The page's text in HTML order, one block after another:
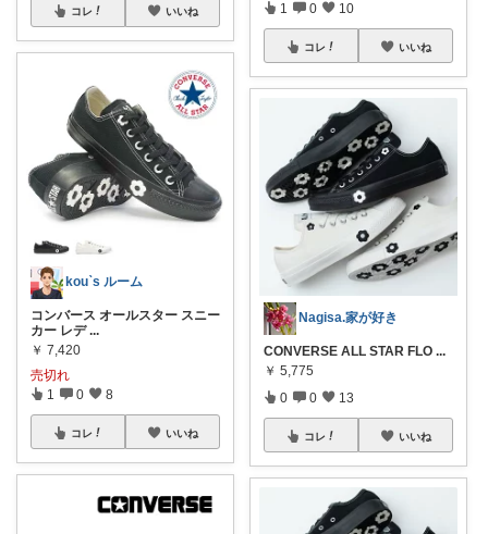
コレ いいね
kou`s ルーム
コンバース オールスター スニー
カー レデ ...
￥ 7,420
売切れ
1 0 8
コレ いいね
1 0 10
コレ いいね
Nagisa.家が好き
CONVERSE ALL STAR FLO ...
￥ 5,775
0 0 13
コレ いいね